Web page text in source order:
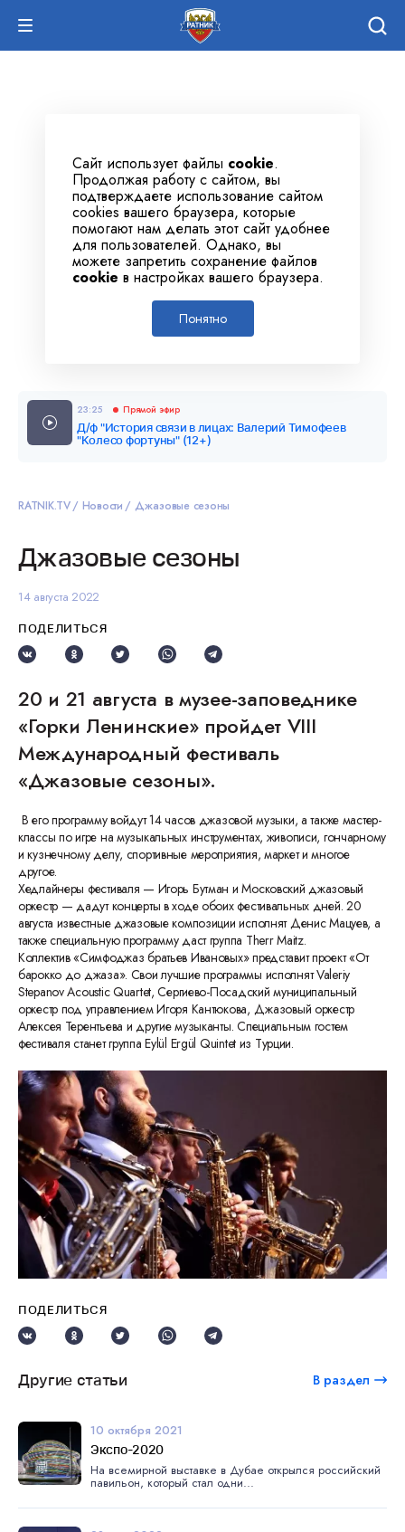
Сайт использует файлы cookie.
Продолжая работу с сайтом, вы
подтверждаете использование сайтом
cookies вашего браузера, которые
помогают нам делать этот сайт удобнее
для пользователей. Однако, вы
можете запретить сохранение файлов
cookie в настройках вашего браузера.
Понятно
23:25 Прямой эфир
Д/ф "История связи в лицах: Валерий Тимофеев
"Колесо фортуны" (12+)
RATNIK.TV Новости Джазовые сезоны
Джазовые сезоны
14 августа 2022
ПОДЕЛИТЬСЯ
20 и 21 августа в музее-заповеднике
«Горки Ленинские» пройдет VIII
Международный фестиваль
«Джазовые сезоны».
В его программу войдут 14 часов джазовой музыки, а также мастер-
классы по игре на музыкальных инструментах, живописи, гончарному
и кузнечному делу, спортивные мероприятия, маркет и многое
другое.
Хедлайнеры фестиваля — Игорь Бутман и Московский джазовый
оркестр — дадут концерты в ходе обоих фестивальных дней. 20
августа известные джазовые композиции исполнят Денис Мацуев, а
также специальную программу даст группа Therr Maitz.
Коллектив «Симфоджаз братьев Ивановых» представит проект «От
барокко до джаза». Свои лучшие программы исполнят Valeriy
Stepanov Acoustic Quartet, Сергиево-Посадский муниципальный
оркестр под управлением Игоря Кантюкова, Джазовый оркестр
Алексея Терентьева и другие музыканты. Специальным гостем
фестиваля станет группа Eylül Ergül Quintet из Турции.
ПОДЕЛИТЬСЯ
Другие статьи В раздел
10 октября 2021
Экспо-2020
На всемирной выставке в Дубае открылся российский
павильон, который стал одни...